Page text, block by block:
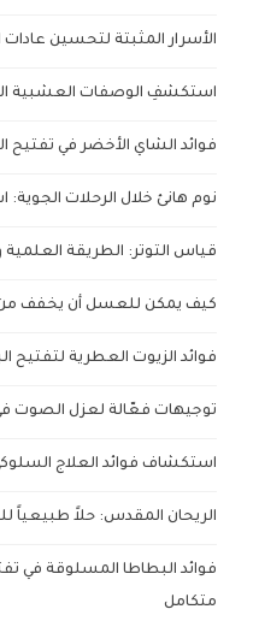
الأسرار المثبتة لتحسين
استكشفِ الوصفات العشبية
فوائد الشاي الأخضر في
نوم هانئ خلال الرحلات الجوية:
قياس التوتر: الطريقة
كيف يمكن للعسل أن يخفف من
فوائد الزيوت العطرية
توجيهات فعّالة لعزل الصوت
استكشاف فوائد العلاج
الريحان المقدس: حلاً طبيعياً
فوائد البطاطا المسلوقة في
متكامل